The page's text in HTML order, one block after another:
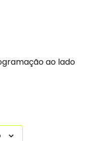
ao lado